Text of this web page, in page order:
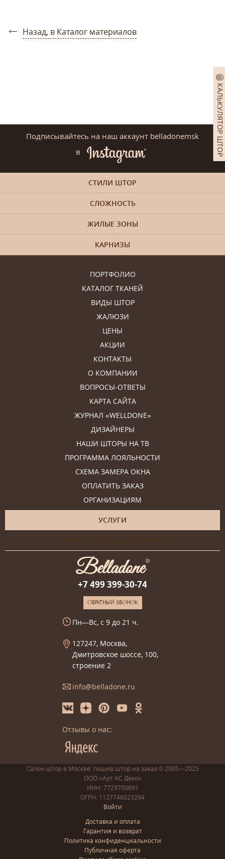
КАЛЬКУЛЯТОР ШТОР
Назад, в Каталог материалов
Подписывайтесь на наш аккаунт belladonemsk
в
ПОРТФОЛИО
КАТАЛОГ ТКАНЕЙ
ВИДЫ ШТОР
ЖАЛЮЗИ
ЦЕНЫ
АКЦИИ
КОНТАКТЫ
О КОМПАНИИ
ВОПРОСЫ-ОТВЕТЫ
КАРТА САЙТА
ЖУРНАЛ «WELLDONE»
ДИЗАЙНЕРЫ
НАШИ ШТОРЫ НА ТВ
ПРОГРАММА ЛОЯЛЬНОСТИ
СХЕМА ЗАМЕРА ОКНА
ОПЛАТИТЬ ЗАКАЗ
ОРГАНИЗАЦИЯМ
УСЛУГИ
Онлайн-консультация дизайнера
СТИЛИ ШТОР
СЛОЖНОСТЬ
ЖИЛЫЕ ЗОНЫ
КАРНИЗЫ
+7 499 399-30-74
ОБРАТНЫЙ ЗВОНОК
Пн—Вс, с 9 до 21 ч.
127247, Москва,
Дмитровское шоссе, 100,
строение 2
info@belladone.ru
Отзывы о нас:
Салон штор в Москве: пошив штор на заказ © 2005—2025
ООО «Арт АС Деко»
ИНН: 7729700691
ОГРН: 1127746023294
Войти
Доставка и оплата
Гарантия и возврат
Политика конфиденциальности
Публичная оферта